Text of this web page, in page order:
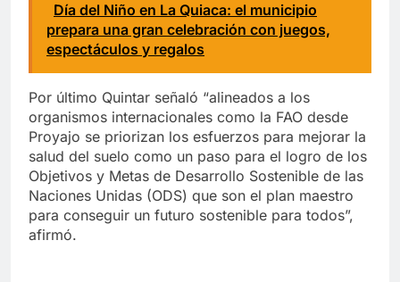
Día del Niño en La Quiaca: el municipio
prepara una gran celebración con juegos,
espectáculos y regalos
Por último Quintar señaló “alineados a los
organismos internacionales como la FAO desde
Proyajo se priorizan los esfuerzos para mejorar la
salud del suelo como un paso para el logro de los
Objetivos y Metas de Desarrollo Sostenible de las
Naciones Unidas (ODS) que son el plan maestro
para conseguir un futuro sostenible para todos”,
afirmó.